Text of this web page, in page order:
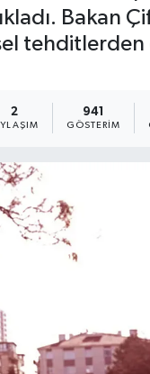
Bakan
2 941
GÖSTERIM